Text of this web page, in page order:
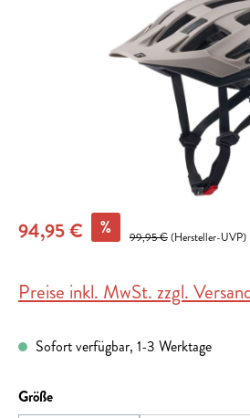
94,95 € % 99,95 €(Hersteller-UVP)
Preise inkl. MwSt. zzgl.
Sofort verfügbar, 1-3 Werktage
Größeauswählen